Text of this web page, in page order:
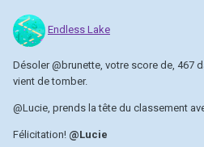
Endless Lake
Désoler@brunette , votre score de, 467
vient de tomber.
@Lucie , prends la tête du classement
Félicitation! @Lucie